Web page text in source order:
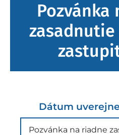
Pozvánka
Dátum
Pozvánka na riadne